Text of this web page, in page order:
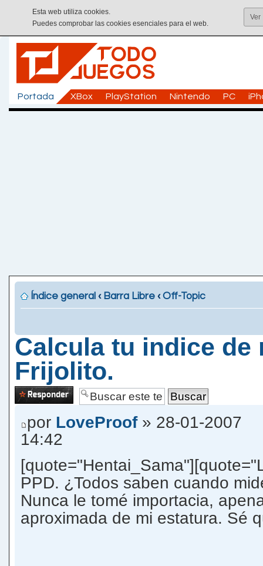
Esta web utiliza cookies.
Puedes comprobar las cookies esenciales para el web.
Ver
Portada XBox PlayStation Nintendo PC
Índice general ‹ Barra Libre ‹ Off-Topic
Calcula tu indice de
Frijolito.
Publicar una
respuesta
por LoveProof» 28-01-2007
14:42
PPD. ¿Todos saben cuando
Nunca le tomé importacia,
aproximada de mi estatura. Sé